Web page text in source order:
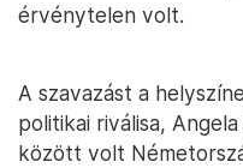
érvénytelen volt.
A szavazást a
politikai riválisa,
között volt